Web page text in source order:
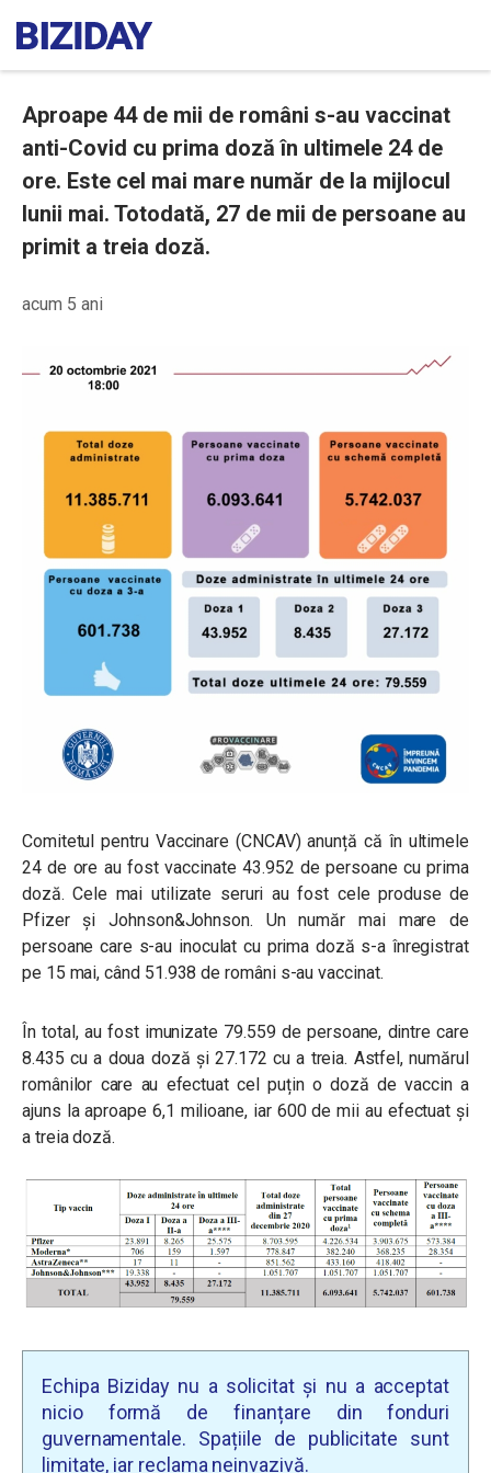
Aproape 44 de mii de români s-au vaccinat
anti-Covid cu prima doză în ultimele 24 de
ore. Este cel mai mare număr de la mijlocul
lunii mai. Totodată, 27 de mii de persoane au
primit a treia doză.
acum 5 ani
Comitetul pentru Vaccinare (CNCAV) anunță că în ultimele
24 de ore au fost vaccinate 43.952 de persoane cu prima
doză. Cele mai utilizate seruri au fost cele produse de
Pfizer și Johnson&Johnson. Un număr mai mare de
persoane care s-au inoculat cu prima doză s-a înregistrat
pe 15 mai, când 51.938 de români s-au vaccinat.
În total, au fost imunizate 79.559 de persoane, dintre care
8.435 cu a doua doză și 27.172 cu a treia. Astfel, numărul
românilor care au efectuat cel puțin o doză de vaccin a
ajuns la aproape 6,1 milioane, iar 600 de mii au efectuat și
a treia doză.
Echipa Biziday nu a solicitat și nu a acceptat
nicio formă de finanțare din fonduri
guvernamentale. Spațiile de publicitate sunt
limitate, iar reclama neinvazivă.